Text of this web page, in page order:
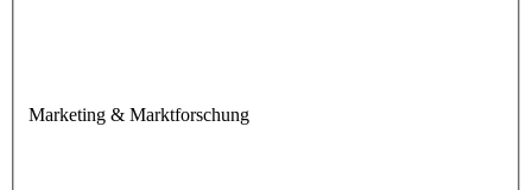
Marketing & Marktforschung